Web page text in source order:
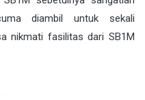
diambil untuk sekali
nikmati fasilitas dari SB1M